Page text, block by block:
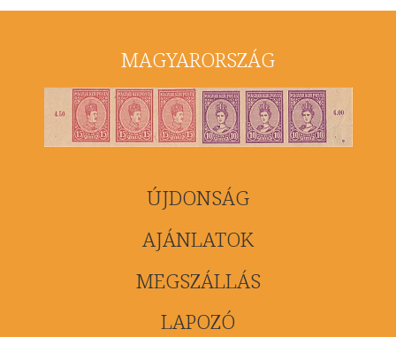
MAGYARORSZÁG
ÚJDONSÁG
AJÁNLATOK
MEGSZÁLLÁS
LAPOZÓ